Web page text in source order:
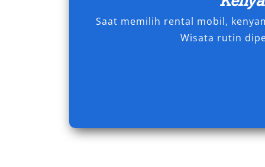
Dalam perjalanan bisnis, wisata
Aceh, memilih kendaraan yang tepat
perjalanan Anda. Sewa mobil
kenyamanan dan prestise, tetapi
di setiap kondisi jalan. Jika Anda
lepas kunci, Salsa Wisata adalah
Saat memilih rental mobil,
Wisata rutin